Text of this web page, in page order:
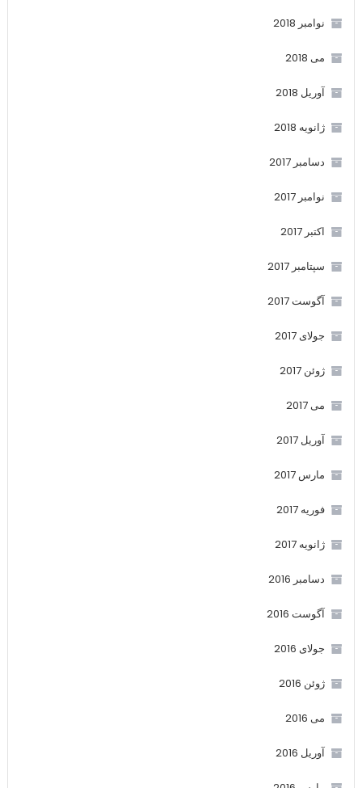
نوامبر 2018
می 2018
آوریل 2018
ژانویه 2018
دسامبر 2017
نوامبر 2017
اکتبر 2017
سپتامبر 2017
آگوست 2017
جولای 2017
ژوئن 2017
می 2017
آوریل 2017
مارس 2017
فوریه 2017
ژانویه 2017
دسامبر 2016
آگوست 2016
جولای 2016
ژوئن 2016
می 2016
آوریل 2016